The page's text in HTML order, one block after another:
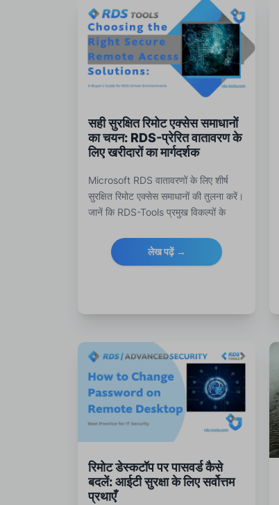
सही सुरक्षित रिमोट एक्सेस समाधानों
का चयन: RDS-प्रेरित वातावरण के
लिए खरीदारों का मार्गदर्शक
Microsoft RDS वातावरणों के लिए शीर्ष
सुरक्षित रिमोट एक्सेस समाधानों की तुलना करें।
जानें कि RDS-Tools प्रमुख विकल्पों के
को कैसे बढ़ाता है।
लेख पढ़ें →
रिमोट डेस्कटॉप पर पासवर्ड कैसे
बदलें: आईटी सुरक्षा के लिए सर्वोत्तम
प्रथाएँ